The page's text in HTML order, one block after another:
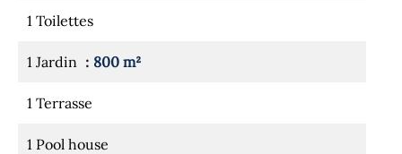
1 Toilettes
1 Jardin 800 m²
1 Terrasse
1 Pool house